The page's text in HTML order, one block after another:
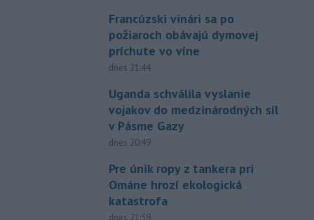
Francúzski vinári sa po
požiaroch obávajú dymovej
príchute vo víne
dnes 21:44
Uganda schválila vyslanie
vojakov do medzinárodných síl
v Pásme Gazy
dnes 20:49
Pre únik ropy z tankera pri
Ománe hrozí ekologická
katastrofa